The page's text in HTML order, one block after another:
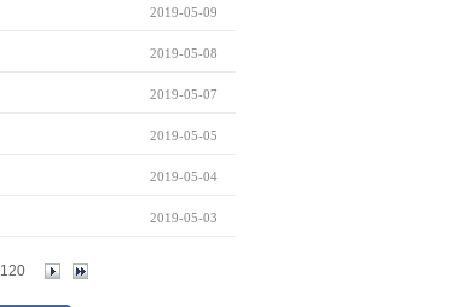
2019-05-09
2019-05-08
2019-05-07
2019-05-05
2019-05-04
2019-05-03
120